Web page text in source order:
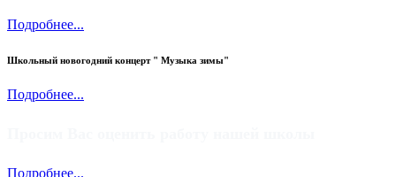
Подробнее...
Школьный новогодний концерт " Музыка зимы"
Подробнее...
Подробнее...